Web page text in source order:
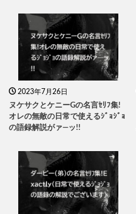
2023年7月26日
ヌケサクとケニーGの名言ｾﾘﾌ集!
オレの無敵の日常で使えるｼﾞｮｼﾞｮ
の語録解説がァ―ッ!!